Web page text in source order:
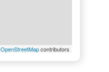
OpenStreetMapcontributors